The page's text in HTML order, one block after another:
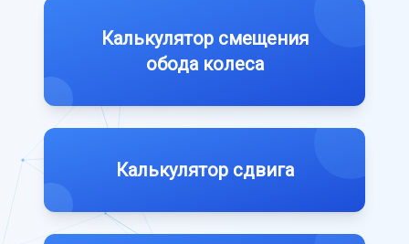
Калькулятор смещения
обода колеса
Калькулятор сдвига